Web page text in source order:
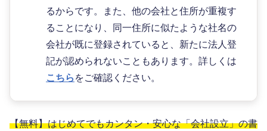
るからです。また、他の会社と住所が重複す
ることになり、同一住所に似たような社名の
会社が既に登録されていると、新たに法人登
記が認められないこともあります。詳しくは
こちら をご確認ください。
【無料】はじめてでもカンタン・安心な「会社設立」の書